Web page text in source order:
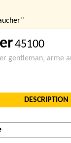
45100
gentleman‚ arme
DESCRIPTION